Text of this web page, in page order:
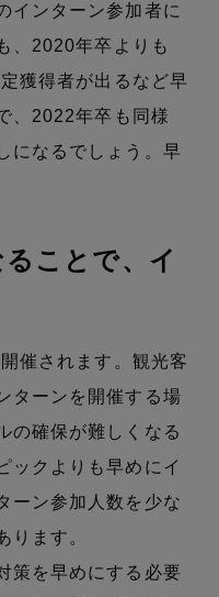
インターン参加者に
、2020年卒よりも
獲得者が出るなど早
、2022年卒も同様
になるでしょう。早
ことで、イ
催されます。観光客
ターンを開催する場
の確保が難しくなる
ックよりも早めにイ
ーン参加人数を少な
ります。
策を早めにする必要